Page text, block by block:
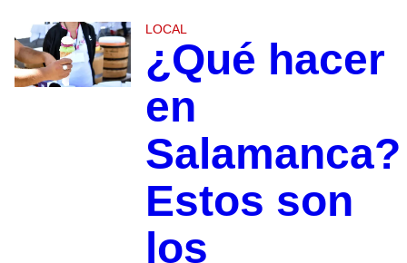
LOCAL
¿Qué hacer
en
Salamanca?
Estos son
los